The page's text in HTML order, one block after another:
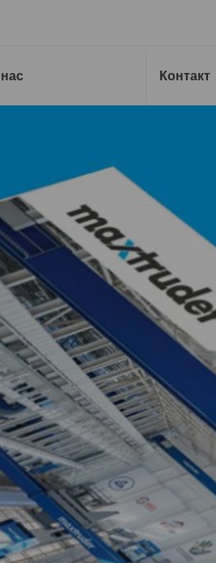
главную страницу
Контакт